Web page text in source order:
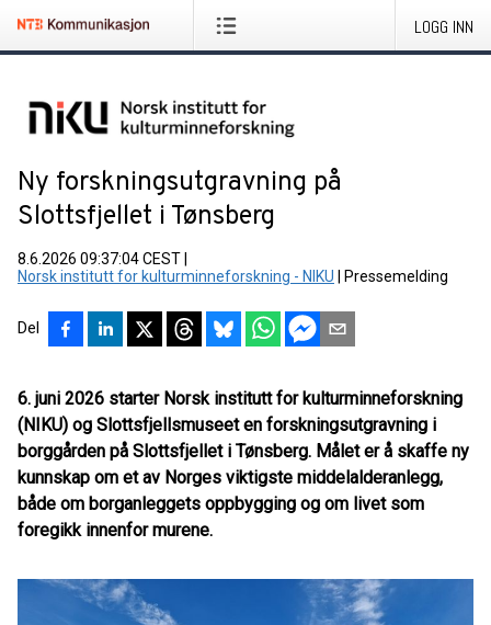
LOGG INN
Ny forskningsutgravning på
Slottsfjellet i Tønsberg
8.6.2026 09:37:04 CEST
Norsk institutt for kulturminneforskning - NIKU
Pressemelding
Del
6. juni 2026 starter Norsk institutt for kulturminneforskning
(NIKU) og Slottsfjellsmuseet en forskningsutgravning i
borggården på Slottsfjellet i Tønsberg. Målet er å skaffe ny
kunnskap om et av Norges viktigste middelalderanlegg,
både om borganleggets oppbygging og om livet som
foregikk innenfor murene.